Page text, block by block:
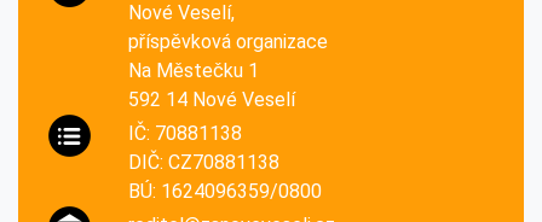
Nové Veselí,
příspěvková organizace
Na Městečku 1
592 14 Nové Veselí
IČ: 70881138
DIČ: CZ70881138
BÚ: 1624096359/0800